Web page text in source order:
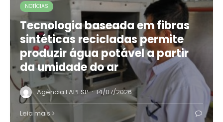
NOTÍCIAS
Tecnologia baseada em fibras
sintéticas recicladas permite
produzir água potável a partir
da umidade do ar
Agência FAPESP · 14/07/2026
Leia mais